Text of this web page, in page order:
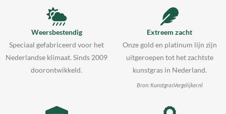
Weersbestendig
Speciaal gefabriceerd voor het
Nederlandse klimaat. Sinds 2009
doorontwikkeld.
Extreem zacht
Onze gold en platinum lijn zijn
uitgeroepen tot het zachtste
kunstgras in Nederland.
Bron: KunstgrasVergelijker.nl